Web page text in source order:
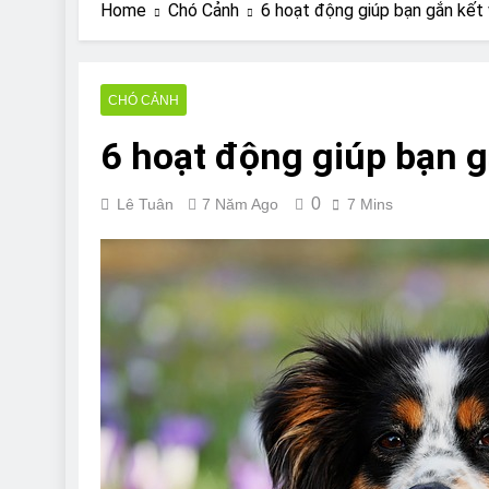
Are Bulldogs
7 Năm Ago
Can Bulldogs
7 Năm Ago
Home Chó Cảnh 6 hoạt động giúp bạn gắn kết
CHÓ CẢNH
6 hoạt động giúp bạn
Lê Tuân 7 Năm Ago 0 7 Mins